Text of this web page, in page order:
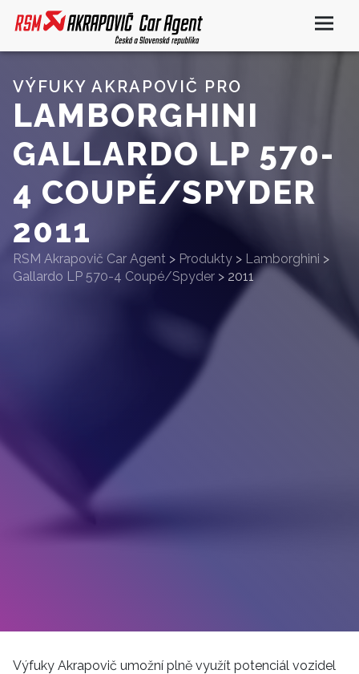
VÝFUKY AKRAPOVIČ PRO
LAMBORGHINI
GALLARDO LP 570-
4 COUPÉ/SPYDER
2011
RSM Akrapovič Car Agent > Produkty > Lamborghini >
Gallardo LP 570-4 Coupé/Spyder > 2011
Výfuky Akrapovič umožní plně využít potenciál vozidel